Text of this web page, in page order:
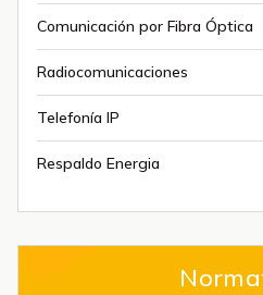
Comunicación por Fibra Óptica
Radiocomunicaciones
Telefonía IP
Respaldo Energia